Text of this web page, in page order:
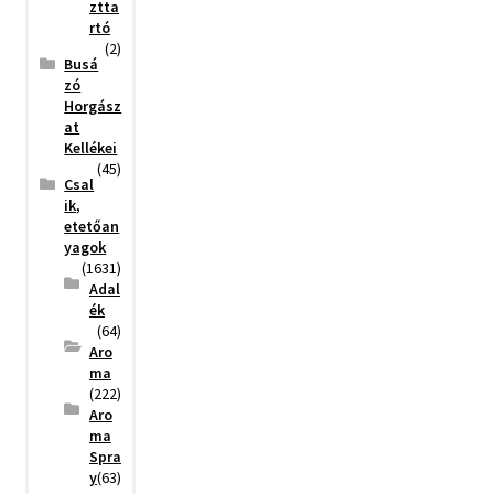
ztta
rtó
(2)
Busá
zó
Horgász
at
Kellékei
(45)
Csal
ik,
etetőan
yagok
(1631)
Adal
ék
(64)
Aro
ma
(222)
Aro
ma
Spra
y(63)